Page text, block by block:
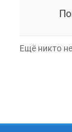
Ещё никто